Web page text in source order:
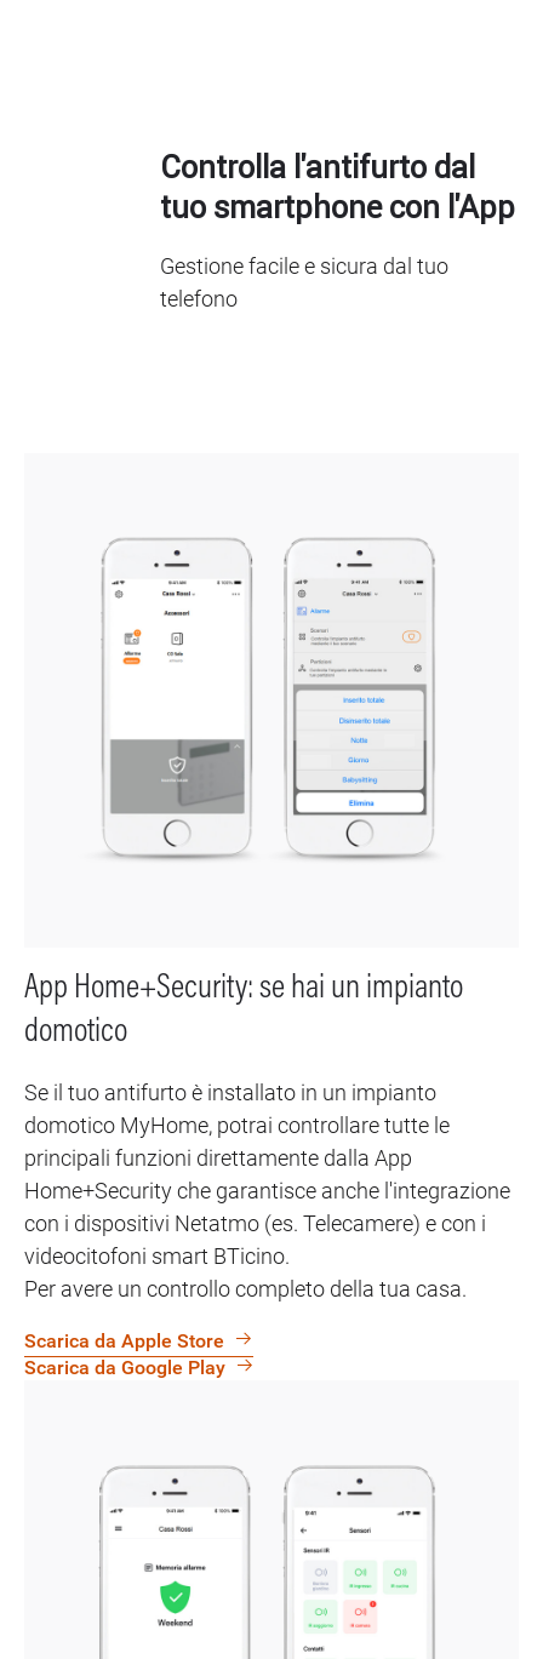
Controlla l'antifurto dal
tuo smartphone con l'App
Gestione facile e sicura dal tuo
telefono
App Home+Security: se hai un impianto
domotico
Se il tuo antifurto è installato in un impianto
domotico MyHome, potrai controllare tutte le
principali funzioni direttamente dalla App
Home+Security che garantisce anche l'integrazione
con i dispositivi Netatmo (es. Telecamere) e con i
videocitofoni smart BTicino.
Per avere un controllo completo della tua casa.
Scarica da Apple Store
Scarica da Google Play